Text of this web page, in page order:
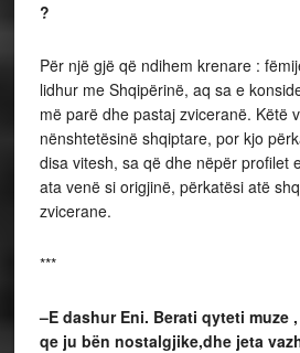
?
Për një gjë që ndihem krenare :
lidhur me Shqipërinë, aq sa e
më parë dhe pastaj zviceranë. Këtë
nënshtetësinë shqiptare, por kjo
disa vitesh, sa që dhe nëpër profilet
ata venë si origjinë, përkatësi atë
zvicerane.
***
–E dashur Eni. Berati qyteti muze
qe ju bën nostalgjike,dhe jeta